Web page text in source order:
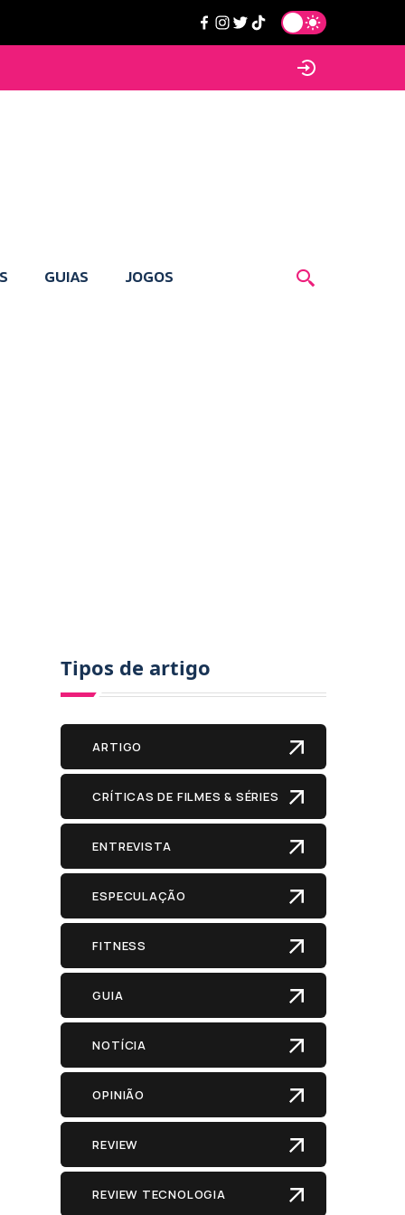
GUIAS JOGOS
Tipos de artigo
ARTIGO
CRÍTICAS DE FILMES & SÉRIES
ENTREVISTA
ESPECULAÇÃO
FITNESS
GUIA
NOTÍCIA
OPINIÃO
REVIEW
REVIEW TECNOLOGIA